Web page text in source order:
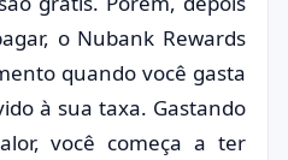
o Nubank Rewards
quando você gasta
à sua taxa. Gastando
você começa a ter